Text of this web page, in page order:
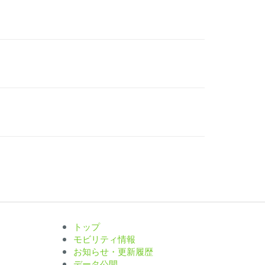
トップ
モビリティ情報
お知らせ・更新履歴